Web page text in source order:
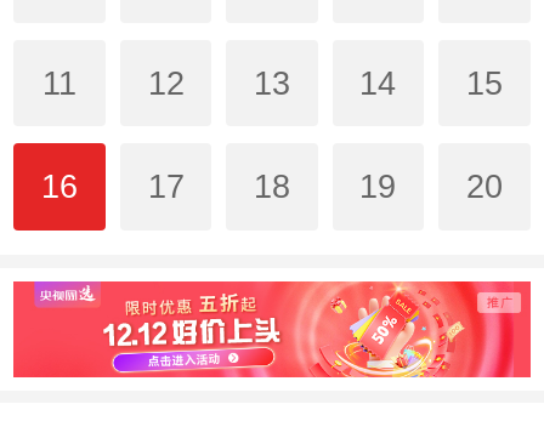
11 12 13 14 15
16 17 18 19 20